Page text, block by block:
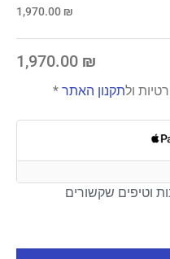
1,970.00 ₪
1,970.00 ₪
ולתקנון האתר *
וטיפים שקשורים